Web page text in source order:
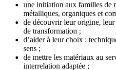
une initiation aux familles de
métalliques, organiques et
de découvrir leur origine,
de transformation ;
d’aider à leur choix :
sens ;
de mettre les matériaux au
interrelation adaptée ;